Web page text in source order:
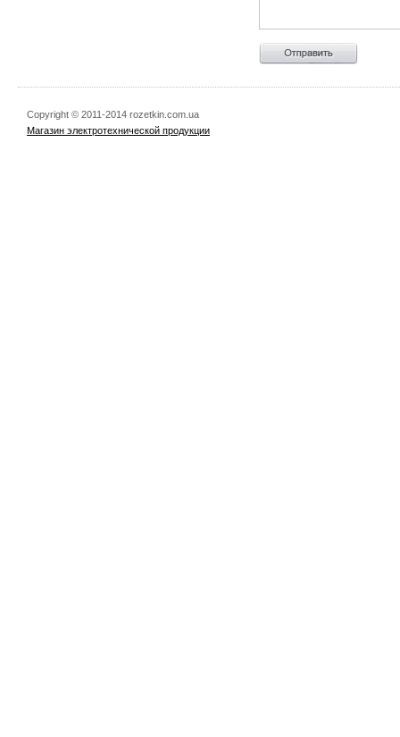
Copyright © 2011-2014 rozetkin.com.ua
Магазин электротехнической продукции